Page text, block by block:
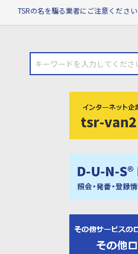
TSRの名を騙る業者にご注意ください